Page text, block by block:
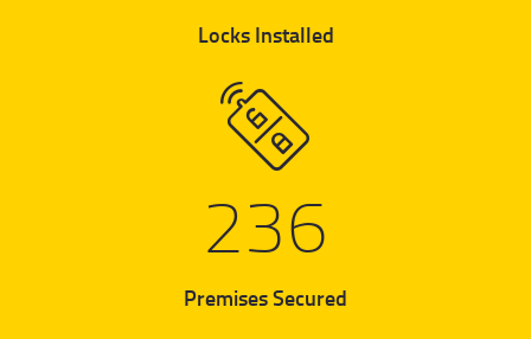
Locks Installed
236
Premises Secured